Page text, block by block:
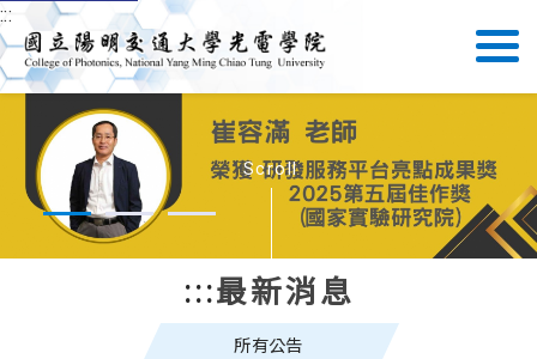
:::
Scroll
:::最新消息
所有公告